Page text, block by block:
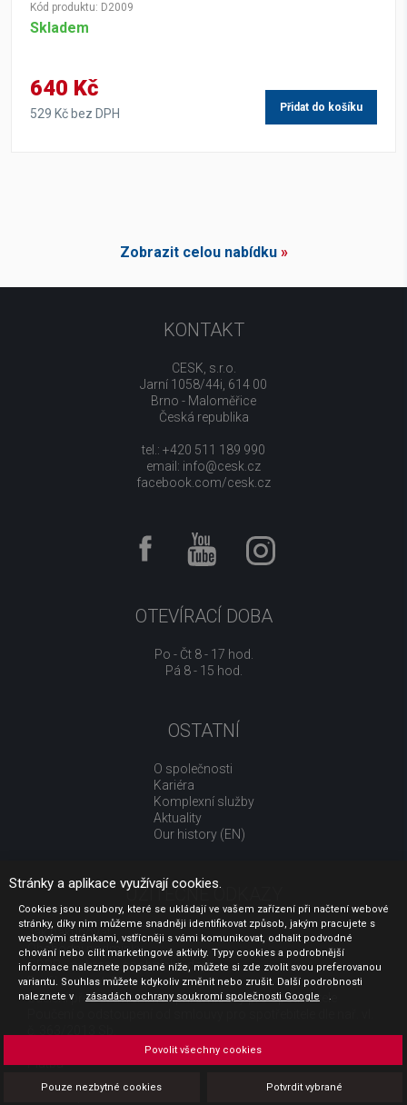
Kód produktu: D2009
Skladem
640 Kč
529 Kč bez DPH Přidat do košíku
Zobrazit celou nabídku»
KONTAKT
CESK, s.r.o.
Jarní 1058/44i, 614 00
Brno - Maloměřice
Česká republika
tel.: +420 511 189 990
email: info@cesk.cz
facebook.com/cesk.cz
OTEVÍRACÍ DOBA
Po - Čt 8 - 17 hod.
Pá 8 - 15 hod.
OSTATNÍ
O společnosti
Kariéra
Komplexní služby
Aktuality
Our history (EN)
UŽITEČNÉ ODKAZY
Jak nakupovat
Obchodní podmínky
GDPR - ochrana osobních údajů
Profil zadavatele
Sdělení před uzavřením kupní smlouvy pro spotřebitele
Platba
Povinná publicita
Stránky a aplikace využívají cookies.
Cookies jsou soubory, které se ukládají ve vašem zařízení při načtení webové
stránky, díky nim můžeme snadněji identifikovat způsob, jakým pracujete s
webovými stránkami, vstřícněji s vámi komunikovat, odhalit podvodné
chování nebo cílit marketingové aktivity. Typy cookies a podrobnější
informace naleznete popsané níže, můžete si zde zvolit svou preferovanou
variantu. Souhlas můžete kdykoliv změnit nebo zrušit. Další podrobnosti
naleznete v
zásadách ochrany soukromí společnosti Google .
Pouze nezbytné cookies Potvrdit vybrané
Povolit všechny cookies